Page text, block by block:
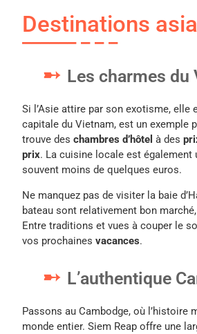
Destinations
Les charmes du
Si l’Asie attire par son exotisme, elle
capitale du Vietnam, est un exemple
trouve des chambres d’hôtel à des
prix. La cuisine locale est également
souvent moins de quelques euros.
Ne manquez pas de visiter la baie
bateau sont relativement bon
Entre traditions et vues à couper le
vos prochaines vacances.
L’authentique
Passons au Cambodge, où l’histoire
monde entier. Siem Reap offre une